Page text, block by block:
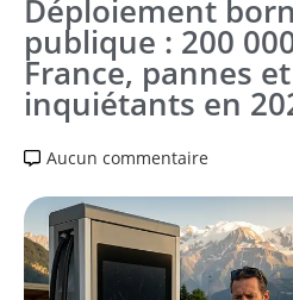
Déploiement
publique : 200
France, pannes
inquiétants en
Aucun commentaire